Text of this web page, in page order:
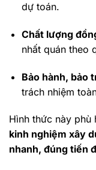
dự toán.
Chất lượng
nhất quán theo
Bảo hành, bảo
trách nhiệm
Hình thức này
kinh nghiệm xây
nhanh, đúng tiến